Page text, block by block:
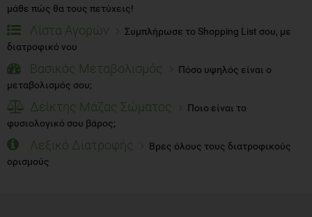
μάθε πώς θα τους πετύχεις!
Λίστα Αγορών
Συμπλήρωσε το Shopping List σου, με
διατροφικό νου
Βασικός Μεταβολισμός
Πόσο υψηλός είναι ο
μεταβολισμός σου;
Δείκτης Μάζας Σώματος
Ποιο είναι το
φυσιολογικό σου βάρος;
Λεξικό Διατροφής
Βρες όλους τους διατροφικούς
ορισμούς